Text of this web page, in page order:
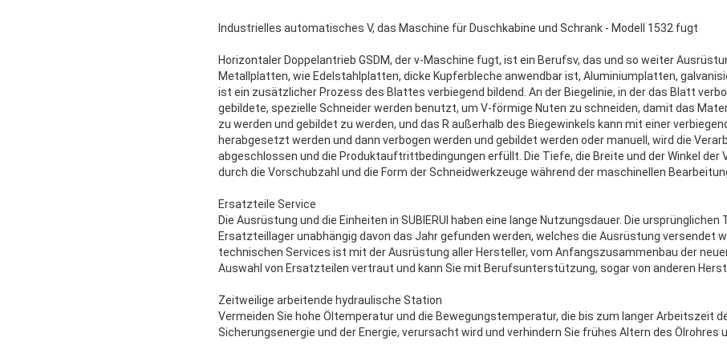
Industrielles automatisches V, das Maschine für Duschkabine und Schrank - Modell 1532 fugt
Horizontaler Doppelantrieb GSDM, der v-Maschine fugt, ist ein Berufsv, das und so weiter
Metallplatten, wie Edelstahlplatten, dicke Kupferbleche anwendbar ist, Aluminiumplatten,
ist ein zusätzlicher Prozess des Blattes verbiegend bildend. An der Biegelinie, in der das Blatt
gebildete, spezielle Schneider werden benutzt, um V-förmige Nuten zu schneiden, damit das
zu werden und gebildet zu werden, und das R außerhalb des Biegewinkels kann mit einer
herabgesetzt werden und dann verbogen werden und gebildet werden oder manuell, wird die
abgeschlossen und die Produktauftrittbedingungen erfüllt. Die Tiefe, die Breite und der Winkel der
durch die Vorschubzahl und die Form der Schneidwerkzeuge während der maschinellen
Ersatzteile Service
Die Ausrüstung und die Einheiten in SUBIERUI haben eine lange Nutzungsdauer. Die ursprünglichen
Ersatzteillager unabhängig davon das Jahr gefunden werden, welches die Ausrüstung versendet
technischen Services ist mit der Ausrüstung aller Hersteller, vom Anfangszusammenbau der
Auswahl von Ersatzteilen vertraut und kann Sie mit Berufsunterstützung, sogar von anderen
Zeitweilige arbeitende hydraulische Station
Vermeiden Sie hohe Öltemperatur und die Bewegungstemperatur, die bis zum langer Arbeitszeit
Sicherungsenergie und der Energie, verursacht wird und verhindern Sie frühes Altern des Ölrohres